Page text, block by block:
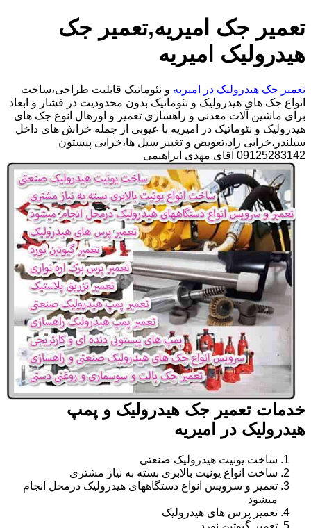
تعمیر جک امیریه,تعمیر جک
هیدرولیک امیریه
تعمیر جک هیدرولیک در امیریه و نئوماتیک قابلیت طراحی،ساخت
انواع جک های هیدرولیک و نئوماتیک بدون محدودیت در فشار و ابعاد
برای ماشین آلات معدنی و راهسازی تعمیر و اورهال انوع جک های
هیدرولیک و نئوماتیک در امیریه با عیوبی از جمله خراش های داخل
سیلندر،خرابی راد،تعویض و تغییر سیل ها،خرابی پیستون
09125283142 آقای مهدی ابراهیمی
خدمات تعمیر جک هیدرولیک و پمپ
هیدرولیک در امیریه
ساخت یونیت هیدرولیک صنعتی
ساخت انواع یونیت بالابری بسته به نیاز مشتری
تعمیر و سرویس انواع دستگاههای هیدرولیک درمحل انجام
میشود
تعمیر پرس های هیدرولیک
تعمیر گیوتین نورد